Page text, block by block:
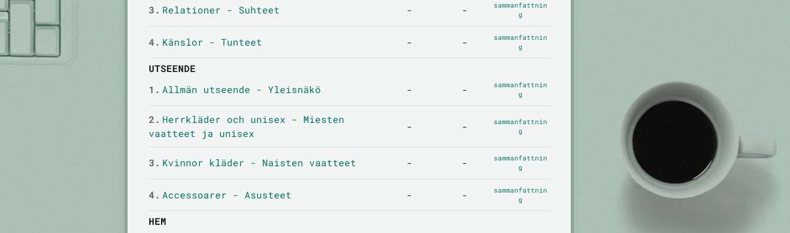
3. Relationer - Suhteet - -
sammanfattnin
g
4. Känslor - Tunteet - -
sammanfattnin
g
UTSEENDE
1. Allmän utseende - Yleisnäkö - -
sammanfattnin
g
2. Herrkläder och unisex - Miesten
vaatteet ja unisex
- -
sammanfattnin
g
3. Kvinnor kläder - Naisten vaatteet - -
sammanfattnin
g
4. Accessoarer - Asusteet - -
sammanfattnin
g
HEM